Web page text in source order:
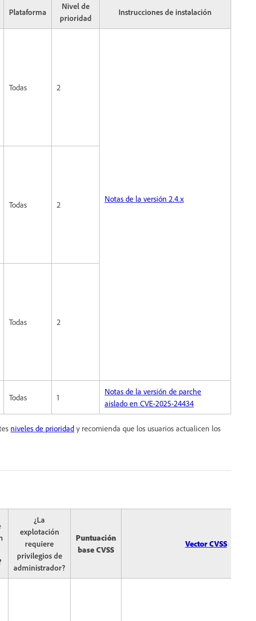
Plataforma
Nivel de
prioridad
Instrucciones de instalación
Todas 2
Notas de la versión 2.4.x
Todas 2
Todas 2
Todas 1
Notas de la versión de parche
aislado en CVE-2025-24434
niveles de prioridad y recomienda que los usuarios actualicen los
¿La
explotación
requiere
privilegios de
administrador?
Puntuación
base CVSS
Vector CVSS